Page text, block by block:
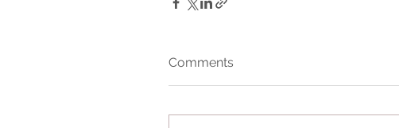
Comments